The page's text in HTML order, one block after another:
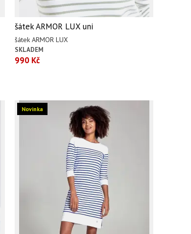
šátek ARMOR LUX uni
šátek ARMOR LUX
SKLADEM
990 Kč
Novinka